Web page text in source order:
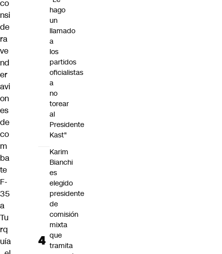
co
nsi
de
ra
ve
nd
er
avi
on
es
de
co
m
ba
te
F-
35
a
Tu
rq
uía
hago
un
llamado
a
los
partidos
oficialistas
a
no
torear
al
Presidente
Kast"
Karim
Bianchi
es
elegido
presidente
de
comisión
mixta
que
tramita